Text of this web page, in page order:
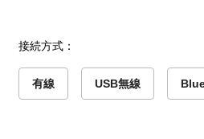
接続方式：
有線 USB無線